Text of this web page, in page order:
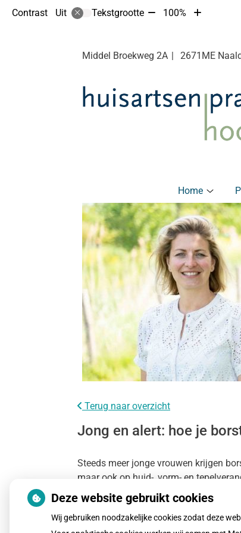
Contrast Uit Tekstgrootte Tekst
10%
100%
Tekst
10%
Middel Broekweg 2A 2671ME
Home
Home
Terug naar overzicht
Jong en alert: hoe je
Steeds meer jonge vrouwen krijgen
maar ook op huid-, vorm- en
huisarts.
Lees het hele artikel op: Gez
Deze website gebruikt cookies
Wij gebruiken noodzakelijke cookies zodat deze